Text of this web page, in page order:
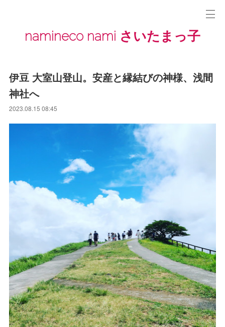
namineco nami さいたまっ子
伊豆 大室山登山。安産と縁結びの神様、浅間
神社へ
2023.08.15 08:45